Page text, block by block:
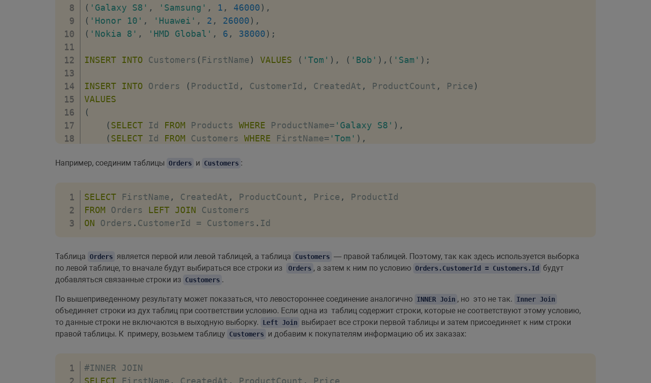
( 'Galaxy S8' , 'Samsung' , 1 , 46000) ,
( 'Honor 10' , 'Huawei' , 2 , 26000) ,
( 'Nokia 8' , 'HMD Global' , 6 , 38000) ;
INSERT INTO Customers ( FirstName) VALUES ( 'Tom' ) , ( 'Bob' ) , ( 'Sam' ) ;
INSERT INTO Orders ( ProductId , CustomerId , CreatedAt , ProductCount , Price)
VALUES
(
(SELECT Id FROM Products WHERE ProductName= 'Galaxy S8' ) ,
(SELECT Id FROM Customers WHERE FirstName= 'Tom' ) ,
2,
1,
(SELECT Price FROM Products WHERE ProductName = 'iPhone X')
),
(
(SELECT Id FROM Products WHERE ProductName ='iPhone X'),
(SELECT Id FROM Customers WHERE FirstName='Bob'),
'2018-05-21',
) ;
Например, соединим таблицы Orders и Customers :
SELECT FirstName , CreatedAt , ProductCount , Price ,
FROM Orders LEFT JOIN
ON Orders . CustomerId = Customers . Id
Таблица Orders является первой или левой таблицей, а таблица Customers — правой таблицей. Поэтому, так как здесь используется выборка
по левой таблице, то вначале будут выбираться все строки из
Orders , а затем к ним по условию Orders.CustomerId = Customers.Id
будут
добавляться связанные строки из Customers .
По вышеприведенному результату может показаться, что левостороннее соединение аналогично INNER Join , но это не так. Inner Join
объединяет строки из дух таблиц при соответствии условию. Если одна из таблиц содержит строки, которые не соответствуют этому условию,
то данные строки не включаются в выходную выборку.
Left Join выбирает все строки первой таблицы и затем присоединяет к ним строки
правой таблицы. К примеру, возьмем таблицу
Customers и добавим к покупателям информацию об их заказах:
#INNER JOIN
SELECT FirstName , CreatedAt , ProductCount ,